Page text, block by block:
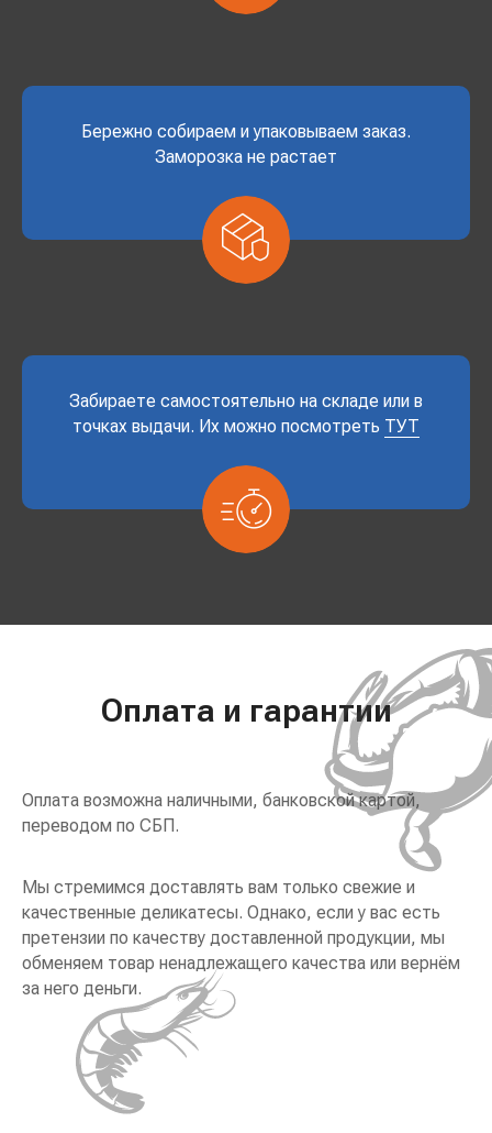
Бережно собираем и упаковываем заказ.
Заморозка не растает
Забираете самостоятельно на складе или в
точках выдачи. Их можно посмотреть ТУТ
Оплата и гарантии
Оплата возможна наличными, банковской картой,
переводом по СБП.
Мы стремимся доставлять вам только свежие и
качественные деликатесы. Однако, если у вас есть
претензии по качеству доставленной продукции, мы
обменяем товар ненадлежащего качества или вернём
за него деньги.